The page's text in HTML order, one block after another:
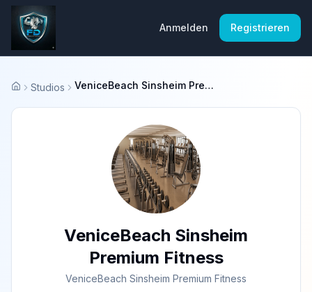
Anmelden Registrieren
Startseite
Studios VeniceBeach Sinsheim Premium Fitness
VeniceBeach Sinsheim
Premium Fitness
VeniceBeach Sinsheim Premium Fitness